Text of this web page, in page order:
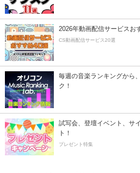
2026年動画配信サービスお
CS動画配信サービス20選
毎週の音楽ランキングから
ク！
試写会、登壇イベント、サ
ト！
プレゼント特集